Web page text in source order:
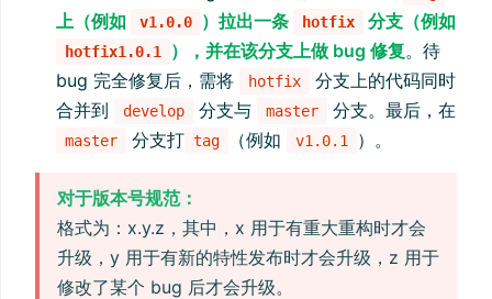
上（例如 v1.0.0 ）拉出一条 hotfix 分支（例如
hotfix1.0.1 ），并在该分支上做 bug 修复。待
bug 完全修复后，需将
hotfix
分支上的代码同时
合并到
develop 分支与 master 分支。最后，在
master 分支打 tag （例如 v1.0.1 ）。
对于版本号规范：
格式为：x.y.z，其中，x 用于有重大重构时才会
升级，y 用于有新的特性发布时才会升级，z 用于
修改了某个 bug 后才会升级。